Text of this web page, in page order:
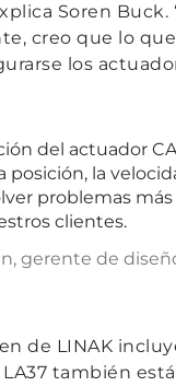
Soren Buck.
creo que lo
los
del actuador
posición, la
problemas
clientes.
gerente de
de LINAK
LA37 también